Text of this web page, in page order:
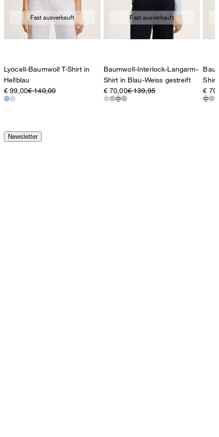
Fast ausverkauft
Lyocell-Baumwoll T-Shirt in
Hellblau
€ 99,00€ 140,00
Fast ausverkauft
Baumwoll-Interlock-Langarm-
Shirt in Blau-Weiss gestreift
€ 70,00€ 139,95
€
Newsletter